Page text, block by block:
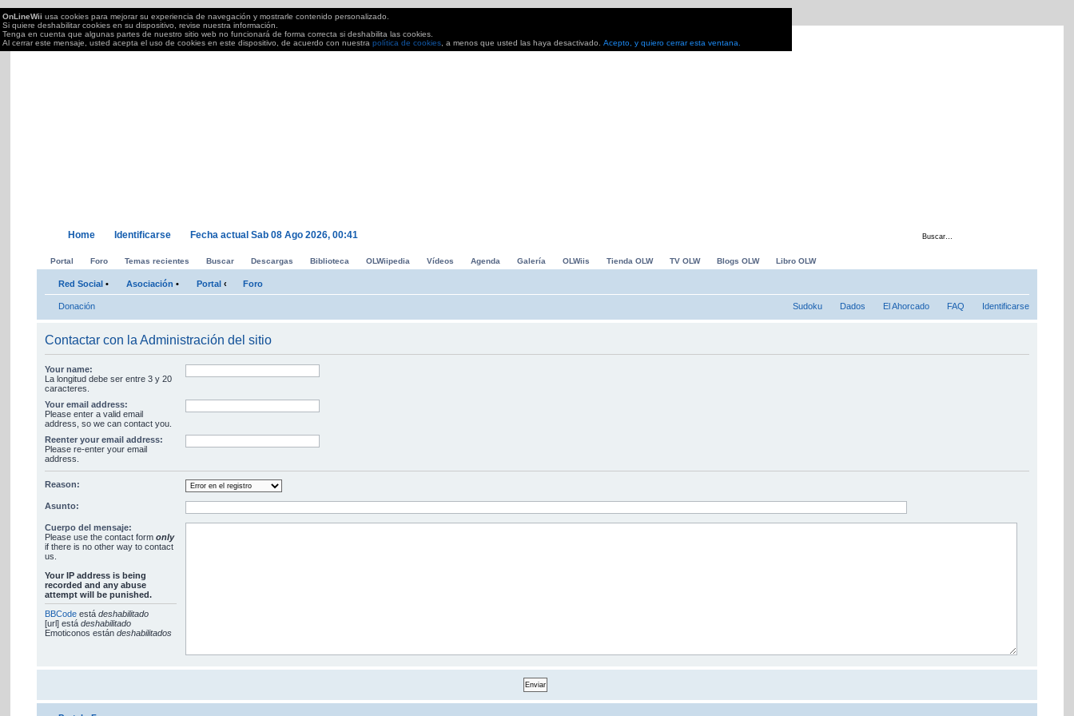
OnLineWii usa cookies para mejorar su experiencia de navegación y mostrarle contenido personalizado.
Si quiere deshabilitar cookies en su dispositivo, revise nuestra información.
Tenga en cuenta que algunas partes de nuestro sitio web no funcionará de forma correcta si deshabilita las cookies.
Al cerrar este mensaje, usted acepta el uso de cookies en este dispositivo, de acuerdo con nuestra política de cookies , a menos que usted las haya desactivado. Acepto, y quiero cerrar esta ventana.
OnLineWii.es
Home Identificarse Fecha actual Sab 08 Ago 2026, 00:41
Portal Foro Temas recientes Buscar Descargas Biblioteca OLWiipedia Vídeos Agenda Galería OLWiis Tienda OLW TV OLW Blogs OLW Libro OLW
Red Social • Asociación • Portal ‹ Foro
Donación Identificarse
FAQ
El Ahorcado
Dados
Sudoku
Contactar con la Administración del sitio
Your name:
La longitud debe ser entre 3 y 20
caracteres.
Your email address:
Please enter a valid email
address, so we can contact you.
Reenter your email address:
Please re-enter your email
address.
Reason:
Asunto:
Cuerpo del mensaje:
Please use the contact formonly
if there is no other way to contact
us.
Your ΙΡ address is being
recorded and any abuse
attempt will be punished.
BBCode estádeshabilitado
[url] estádeshabilitado
Emoticonos estándeshabilitados